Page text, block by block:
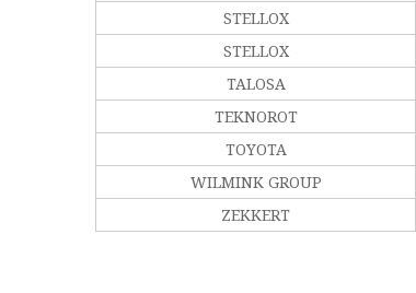
STELLOX
STELLOX
TALOSA
TEKNOROT
TOYOTA
WILMINK GROUP
ZEKKERT